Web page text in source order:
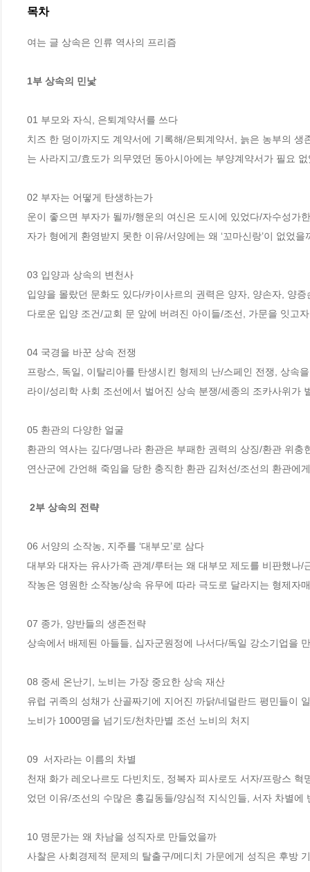
목차
여는 글 상속은 인류 역사의 프리즘
1부 상속의 민낯
01 부모와 자식, 은퇴계약서를 쓰다
치즈 한 덩이까지도 계약서에 기록해/은퇴계약서, 늙은 농부의
는 사라지고/효도가 의무였던 동아시아에는 부양계약서가 필요
02 부자는 어떻게 탄생하는가
운이 좋으면 부자가 될까/행운의 여신은 도시에 있었다/자수성가
자가 형에게 환영받지 못한 이유/서양에는 왜 ‘꼬마신랑’이 없었을
03 입양과 상속의 변천사
입양을 몰랐던 문화도 있다/카이사르의 권력은 양자, 양손자, 양
다로운 입양 조건/교회 문 앞에 버려진 아이들/조선, 가문을 잇고
04 국경을 바꾼 상속 전쟁
프랑스, 독일, 이탈리아를 탄생시킨 형제의 난/스페인 전쟁, 상속
라이/성리학 사회 조선에서 벌어진 상속 분쟁/세종의 조카사위가
05 환관의 다양한 얼굴
환관의 역사는 깊다/명나라 환관은 부패한 권력의 상징/환관 위충
연산군에 간언해 죽임을 당한 충직한 환관 김처선/조선의 환관에
2부 상속의 전략
06 서양의 소작농, 지주를 ‘대부모’로 삼다
대부와 대자는 유사가족 관계/루터는 왜 대부모 제도를 비판했나
작농은 영원한 소작농/상속 유무에 따라 극도로 달라지는 형제자
07 종가, 양반들의 생존전략
상속에서 배제된 아들들, 십자군원정에 나서다/독일 강소기업을
08 중세 온난기, 노비는 가장 중요한 상속 재산
유럽 귀족의 성채가 산골짜기에 지어진 까닭/네덜란드 평민들이
노비가 1000명을 넘기도/천차만별 조선 노비의 처지
09  서자라는 이름의 차별
천재 화가 레오나르도 다빈치도, 정복자 피사로도 서자/프랑스 혁
었던 이유/조선의 수많은 홍길동들/양심적 지식인들, 서자 차별에
10 명문가는 왜 차남을 성직자로 만들었을까
사찰은 사회경제적 문제의 탈출구/메디치 가문에게 성직은 후방